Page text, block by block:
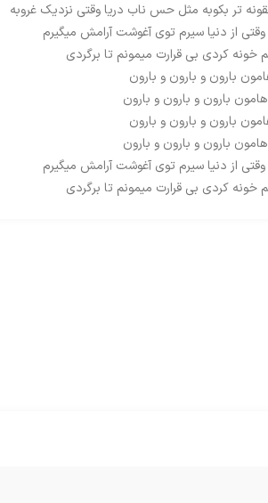
تر بکوبه مثل حس ناب دریا وقتی نزدیک غروبه
از دنیا سیرم توی آغوشت آرامش میگیرم
خونه کردی بی قرارت میمونم تا برگردی
بارون و بارون و بارون
بارون و بارون و بارون
بارون و بارون و بارون
بارون و بارون و بارون
از دنیا سیرم توی آغوشت آرامش میگیرم
خونه کردی بی قرارت میمونم تا برگردی